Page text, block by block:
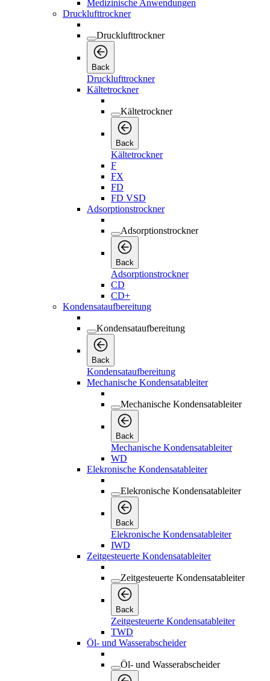
Medizinische Anwendungen
Drucklufttrockner
Drucklufttrockner
Back
Drucklufttrockner
Kältetrockner
Kältetrockner
Back
Kältetrockner
F
FX
FD
FD VSD
Adsorptionstrockner
Adsorptionstrockner
Back
Adsorptionstrockner
CD
CD+
Kondensataufbereitung
Kondensataufbereitung
Back
Kondensataufbereitung
Mechanische Kondensatableiter
Mechanische Kondensatableiter
Back
Mechanische Kondensatableiter
WD
Elekronische Kondensatableiter
Elekronische Kondensatableiter
Back
Elekronische Kondensatableiter
IWD
Zeitgesteuerte Kondensatableiter
Zeitgesteuerte Kondensatableiter
Back
Zeitgesteuerte Kondensatableiter
TWD
Öl- und Wasserabscheider
Öl- und Wasserabscheider